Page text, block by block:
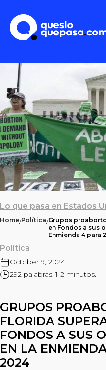
Lo que pasa en Estados
Home/Política/Grupos
en Fondos a sus
Enmienda 4 para
Política
October 9, 2024
292 palabras. 1-2 minutos.
GRUPOS
FLORIDA
FONDOS A SUS
EN LA
2024